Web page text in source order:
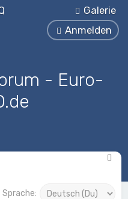
Galerie
Anmelden
- Euro-
S
Sprache: